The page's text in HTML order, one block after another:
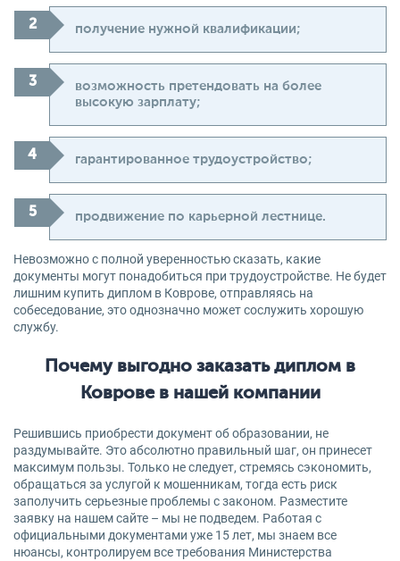
получение нужной квалификации;
возможность претендовать на более
высокую зарплату;
гарантированное трудоустройство;
продвижение по карьерной лестнице.
Невозможно с полной уверенностью сказать, какие
документы могут понадобиться при трудоустройстве. Не будет
лишним купить диплом в Коврове, отправляясь на
собеседование, это однозначно может сослужить хорошую
службу.
Почему выгодно заказать диплом в
Коврове в нашей компании
Решившись приобрести документ об образовании, не
раздумывайте. Это абсолютно правильный шаг, он принесет
максимум пользы. Только не следует, стремясь сэкономить,
обращаться за услугой к мошенникам, тогда есть риск
заполучить серьезные проблемы с законом. Разместите
заявку на нашем сайте – мы не подведем. Работая с
официальными документами уже 15 лет, мы знаем все
нюансы, контролируем все требования Министерства